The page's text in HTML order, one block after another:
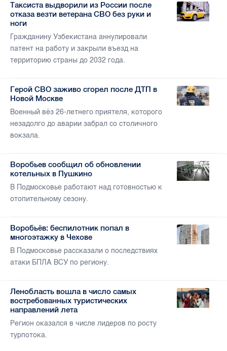
Таксиста выдворили из России после
отказа везти ветерана СВО без руки и
ноги
Гражданину Узбекистана аннулировали
патент на работу и закрыли въезд на
территорию страны до 2032 года.
Герой СВО заживо сгорел после ДТП в
Новой Москве
Военный вёз 26-летнего приятеля, которого
незадолго до аварии забрал со столичного
вокзала.
Воробьев сообщил об обновлении
котельных в Пушкино
В Подмосковье работают над готовностью к
отопительному сезону.
Воробьёв: беспилотник попал в
многоэтажку в Чехове
В Подмосковье рассказали о последствиях
атаки БПЛА ВСУ по региону.
Ленобласть вошла в число самых
востребованных туристических
направлений лета
Регион оказался в числе лидеров по росту
турпотока.